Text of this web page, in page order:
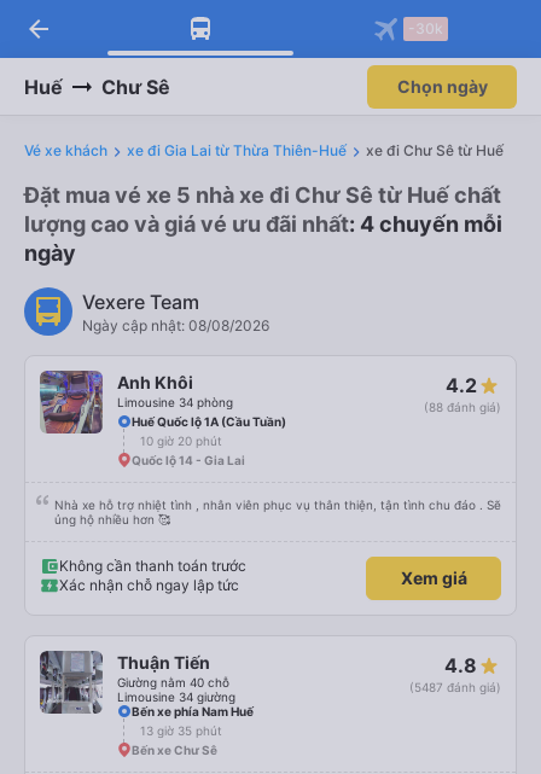
arrow_back -30k
Huế Chư Sê Chọn ngày
Vé xe khách xe đi Gia Lai từ Thừa Thiên-Huế xe đi Chư Sê từ Huế
Đặt mua vé xe 5 nhà xe đi Chư Sê từ Huế chất
lượng cao và giá vé ưu đãi nhất: 4 chuyến mỗi
ngày
Vexere Team
Ngày cập nhật: 08/08/2026
Anh Khôi
Limousine 34 phòng
4.2
(88 đánh giá)
Huế Quốc lộ 1A (Cầu Tuần)
10 giờ 20 phút
Quốc lộ 14 - Gia Lai
Nhà xe hỗ trợ nhiệt tình , nhân viên phục vụ thân thiện, tận tình chu đáo . Sẽ
ủng hộ nhiều hơn 🥰
Không cần thanh toán trước
Xác nhận chỗ ngay lập tức
Xem giá
Thuận Tiến
Giường nằm 40 chỗ
Limousine 34 giường
4.8
(5487 đánh giá)
Bến xe phía Nam Huế
13 giờ 35 phút
Bến xe Chư Sê